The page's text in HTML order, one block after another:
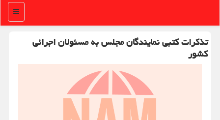
منو
تذکرات کتبی نمایندگان مجلس به مسئولان اجرائی
کشور